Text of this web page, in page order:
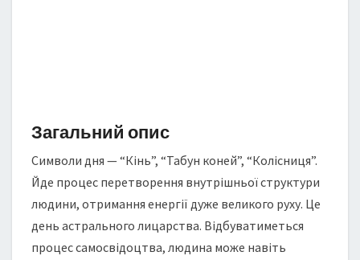
Загальний опис
Символи дня — “Кінь”, “Табун коней”, “Колісниця”.
Йде процес перетворення внутрішньої структури
людини, отримання енергії дуже великого руху. Це
день астрального лицарства. Відбуватиметься
процес самосвідоцтва, людина може навіть